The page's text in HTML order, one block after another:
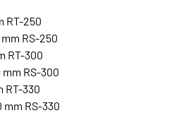
RT-250
mm RS-250
RT-300
mm RS-300
RT-330
mm RS-330